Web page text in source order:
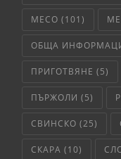
МЕСО (101)
ОБЩА
ПРИГОТВЯНЕ (5)
ПЪРЖОЛИ (5)
СВИНСКО (25)
СКАРА (10)